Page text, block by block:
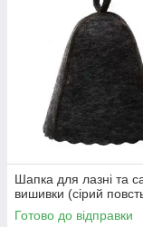
Шапка для лазні та
вишивки (сірий
Готово до відправки